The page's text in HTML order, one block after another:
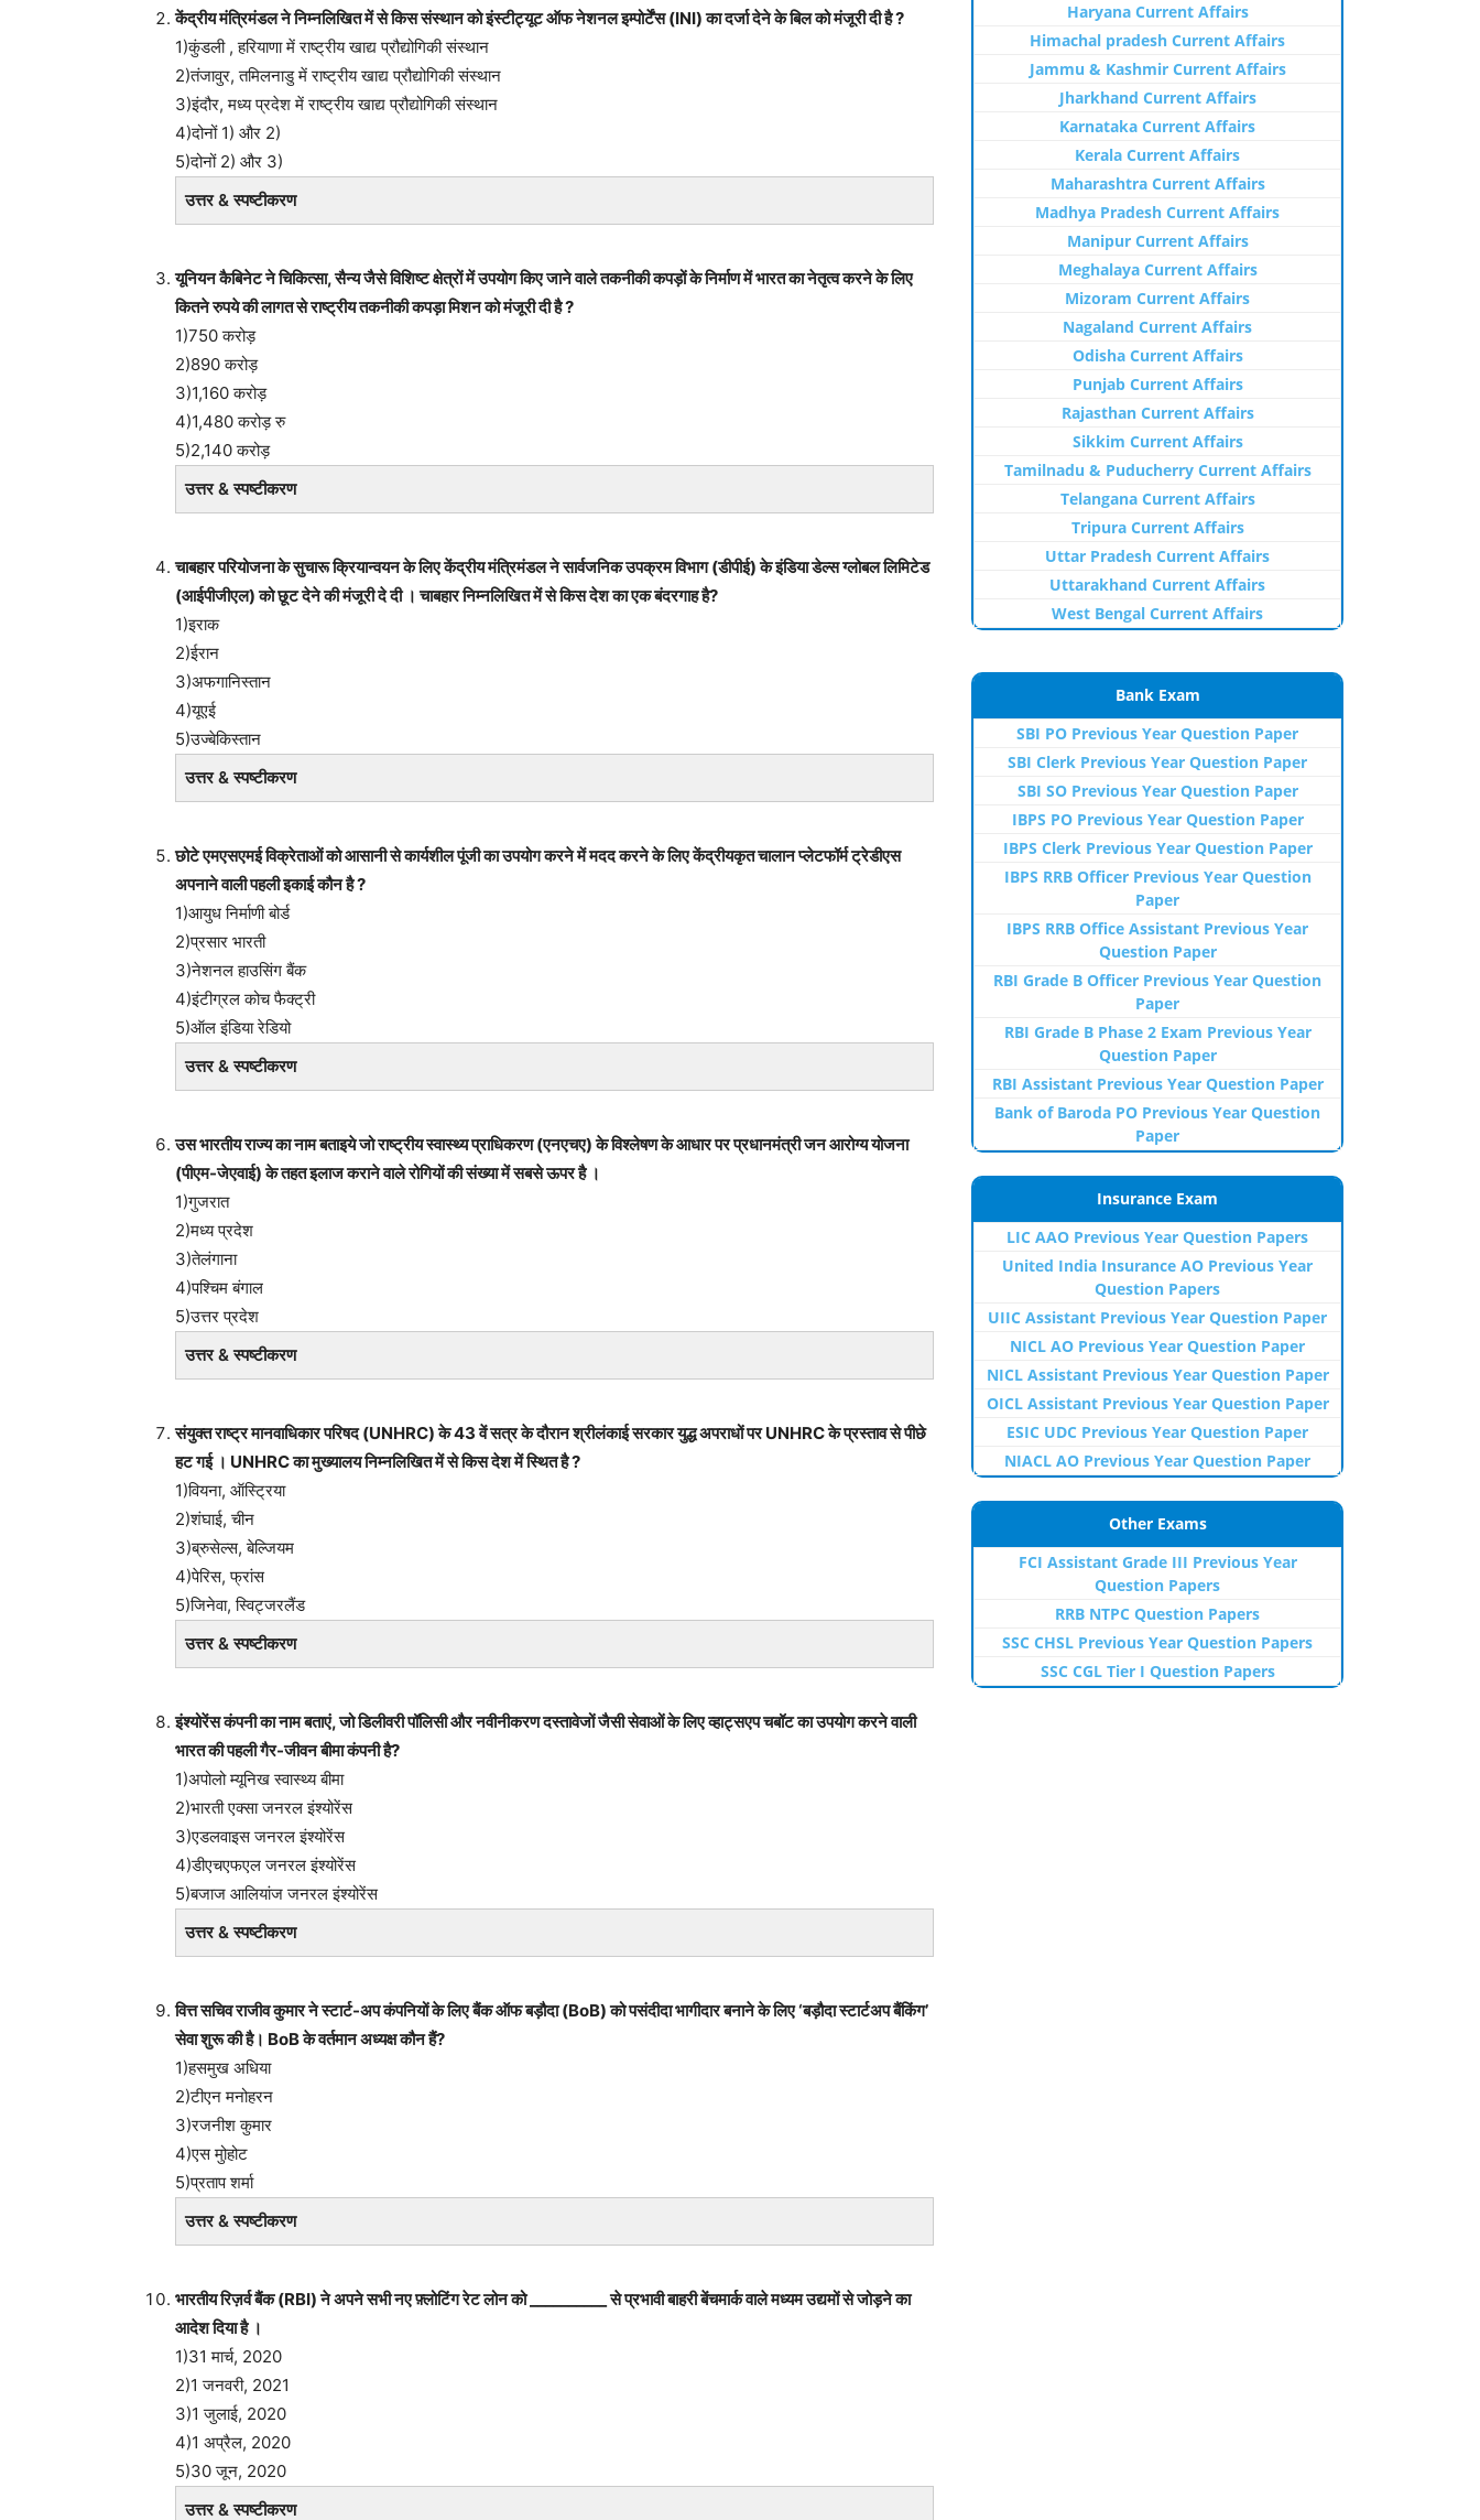
केंद्रीय मंत्रिमंडल ने निम्नलिखित में से किस संस्थान को इंस्टीट्यूट ऑफ नेशनल इम्पोर्टेंस (INI) का दर्जा देने के बिल को मंजूरी दी है ?
1)कुंडली , हरियाणा में राष्ट्रीय खाद्य प्रौद्योगिकी संस्थान
2)तंजावुर, तमिलनाडु में राष्ट्रीय खाद्य प्रौद्योगिकी संस्थान
3)इंदौर, मध्य प्रदेश में राष्ट्रीय खाद्य प्रौद्योगिकी संस्थान
4)दोनों 1) और 2)
5)दोनों 2) और 3)
उत्तर & स्पष्टीकरण
यूनियन कैबिनेट ने चिकित्सा, सैन्य जैसे विशिष्ट क्षेत्रों में उपयोग किए जाने वाले तकनीकी कपड़ों के निर्माण में भारत का नेतृत्व करने के लिए
कितने रुपये की लागत से राष्ट्रीय तकनीकी कपड़ा मिशन को मंजूरी दी है ?
1)750 करोड़
2)890 करोड़
3)1,160 करोड़
4)1,480 करोड़ रु
5)2,140 करोड़
उत्तर & स्पष्टीकरण
चाबहार परियोजना के सुचारू क्रियान्वयन के लिए केंद्रीय मंत्रिमंडल ने सार्वजनिक उपक्रम विभाग (डीपीई) के इंडिया डेल्स ग्लोबल लिमिटेड
(आईपीजीएल) को छूट देने की मंजूरी दे दी । चाबहार निम्नलिखित में से किस देश का एक बंदरगाह है?
1)इराक
2)ईरान
3)अफगानिस्तान
4)यूएई
5)उज्बेकिस्तान
उत्तर & स्पष्टीकरण
छोटे एमएसएमई विक्रेताओं को आसानी से कार्यशील पूंजी का उपयोग करने में मदद करने के लिए केंद्रीयकृत चालान प्लेटफॉर्म ट्रेडीएस
अपनाने वाली पहली इकाई कौन है ?
1)आयुध निर्माणी बोर्ड
2)प्रसार भारती
3)नेशनल हाउसिंग बैंक
4)इंटीग्रल कोच फैक्ट्री
5)ऑल इंडिया रेडियो
उत्तर & स्पष्टीकरण
उस भारतीय राज्य का नाम बताइये जो राष्ट्रीय स्वास्थ्य प्राधिकरण (एनएचए) के विश्लेषण के आधार पर प्रधानमंत्री जन आरोग्य योजना
(पीएम-जेएवाई) के तहत इलाज कराने वाले रोगियों की संख्या में सबसे ऊपर है ।
1)गुजरात
2)मध्य प्रदेश
3)तेलंगाना
4)पश्चिम बंगाल
5)उत्तर प्रदेश
उत्तर & स्पष्टीकरण
संयुक्त राष्ट्र मानवाधिकार परिषद (UNHRC) के 43 वें सत्र के दौरान श्रीलंकाई सरकार युद्ध अपराधों पर UNHRC के प्रस्ताव से पीछे
हट गई । UNHRC का मुख्यालय निम्नलिखित में से किस देश में स्थित है ?
1)वियना, ऑस्ट्रिया
2)शंघाई, चीन
3)ब्रुसेल्स, बेल्जियम
4)पेरिस, फ्रांस
5)जिनेवा, स्विट्जरलैंड
उत्तर & स्पष्टीकरण
इंश्योरेंस कंपनी का नाम बताएं, जो डिलीवरी पॉलिसी और नवीनीकरण दस्तावेजों जैसी सेवाओं के लिए व्हाट्सएप चबॉट का उपयोग करने वाली
भारत की पहली गैर-जीवन बीमा कंपनी है?
1)अपोलो म्यूनिख स्वास्थ्य बीमा
2)भारती एक्सा जनरल इंश्योरेंस
3)एडलवाइस जनरल इंश्योरेंस
4)डीएचएफएल जनरल इंश्योरेंस
5)बजाज आलियांज जनरल इंश्योरेंस
उत्तर & स्पष्टीकरण
वित्त सचिव राजीव कुमार ने स्टार्ट-अप कंपनियों के लिए बैंक ऑफ बड़ौदा (BoB) को पसंदीदा भागीदार बनाने के लिए ‘बड़ौदा स्टार्टअप बैंकिंग’
सेवा शुरू की है। BoB के वर्तमान अध्यक्ष कौन हैं?
1)हसमुख अधिया
2)टीएन मनोहरन
3)रजनीश कुमार
4)एस मुोहोट
5)प्रताप शर्मा
उत्तर & स्पष्टीकरण
भारतीय रिज़र्व बैंक (RBI) ने अपने सभी नए फ़्लोटिंग रेट लोन को __________ से प्रभावी बाहरी बेंचमार्क वाले मध्यम उद्यमों से जोड़ने का
आदेश दिया है ।
1)31 मार्च, 2020
2)1 जनवरी, 2021
3)1 जुलाई, 2020
4)1 अप्रैल, 2020
5)30 जून, 2020
उत्तर & स्पष्टीकरण
Haryana Current Affairs
Himachal pradesh Current Affairs
Jammu & Kashmir Current Affairs
Jharkhand Current Affairs
Karnataka Current Affairs
Kerala Current Affairs
Maharashtra Current Affairs
Madhya Pradesh Current Affairs
Manipur Current Affairs
Meghalaya Current Affairs
Mizoram Current Affairs
Nagaland Current Affairs
Odisha Current Affairs
Punjab Current Affairs
Rajasthan Current Affairs
Sikkim Current Affairs
Tamilnadu & Puducherry Current Affairs
Telangana Current Affairs
Tripura Current Affairs
Uttar Pradesh Current Affairs
Uttarakhand Current Affairs
West Bengal Current Affairs
Bank Exam
SBI PO Previous Year Question Paper
SBI Clerk Previous Year Question Paper
SBI SO Previous Year Question Paper
IBPS PO Previous Year Question Paper
IBPS Clerk Previous Year Question Paper
IBPS RRB Officer Previous Year Question
Paper
IBPS RRB Office Assistant Previous Year
Question Paper
RBI Grade B Officer Previous Year Question
Paper
RBI Grade B Phase 2 Exam Previous Year
Question Paper
RBI Assistant Previous Year Question Paper
Bank of Baroda PO Previous Year Question
Paper
Insurance Exam
LIC AAO Previous Year Question Papers
United India Insurance AO Previous Year
Question Papers
UIIC Assistant Previous Year Question Paper
NICL AO Previous Year Question Paper
NICL Assistant Previous Year Question Paper
OICL Assistant Previous Year Question Paper
ESIC UDC Previous Year Question Paper
NIACL AO Previous Year Question Paper
Other Exams
FCI Assistant Grade III Previous Year
Question Papers
RRB NTPC Question Papers
SSC CHSL Previous Year Question Papers
SSC CGL Tier I Question Papers